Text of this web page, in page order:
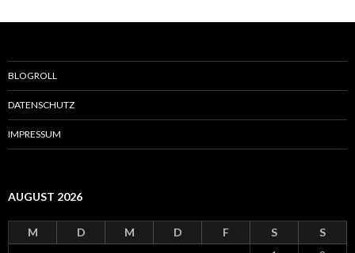
a
h
BLOGROLL
DATENSCHUTZ
IMPRESSUM
AUGUST 2026
M D M D F S
S